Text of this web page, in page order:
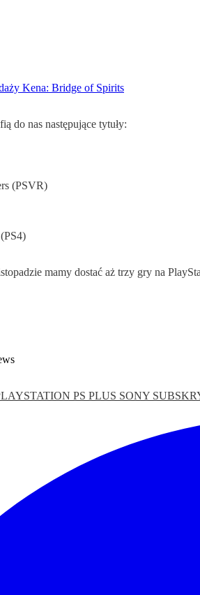
Kena: Bridge of Spirits
do nas następujące tytuły:
(PSVR)
mamy dostać aż trzy gry na
PS PLUS SONY